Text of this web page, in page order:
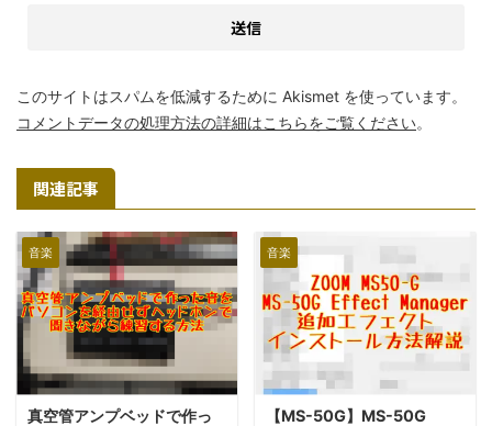
このサイトはスパムを低減するために Akismet を使っています。
コメントデータの処理方法の詳細はこちらをご覧ください。
関連記事
音楽
真空管アンプベッドで作っ
音楽
【MS-50G】MS-50G